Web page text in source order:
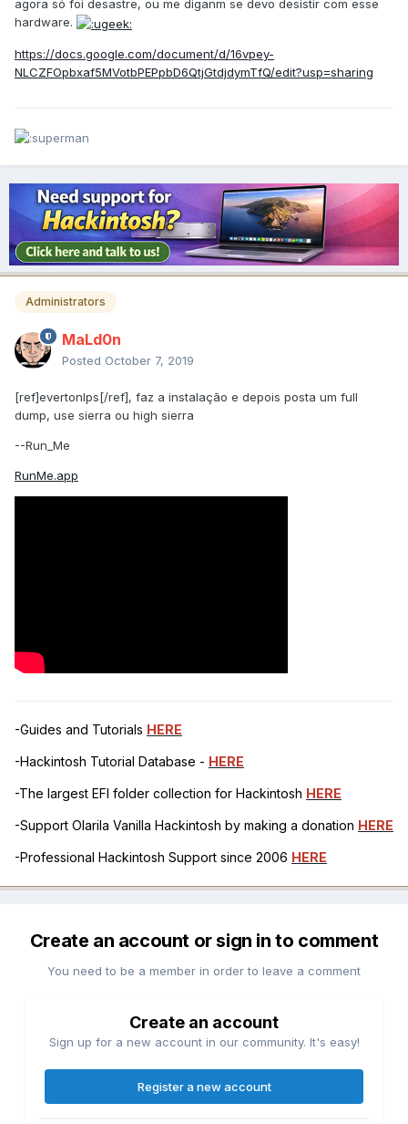
agora só foi desastre, ou me diganm se devo desistir com esse
hardware.
https://docs.google.com/document/d/16vpey-
NLCZFOpbxaf5MVotbPEPpbD6QtjGtdjdymTfQ/edit?usp=sharing
Administrators
MaLd0n
Posted October 7, 2019
[ref]evertonlps[/ref], faz a instalação e depois posta um full
dump, use sierra ou high sierra
--Run_Me
RunMe.app
-Guides and Tutorials HERE
-Hackintosh Tutorial Database - HERE
-The largest EFI folder collection for Hackintosh HERE
-Support Olarila Vanilla Hackintosh by making a donation HERE
-Professional Hackintosh Support since 2006 HERE
Create an account or sign in to comment
You need to be a member in order to leave a comment
Create an account
Sign up for a new account in our community. It's easy!
Register a new account